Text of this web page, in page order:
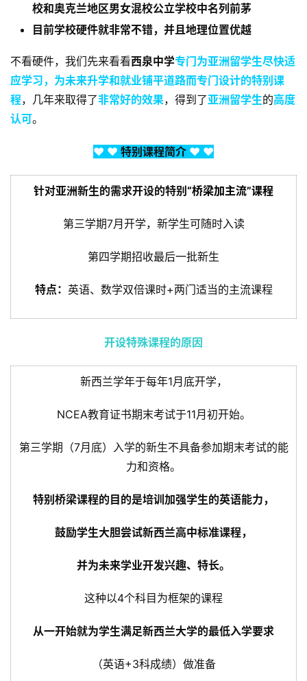
校和奥克兰地区男女混校公立学校中名列前茅
目前学校硬件就非常不错，并且地理位置优越
不看硬件，我们先来看看西泉中学专门为亚洲留学生尽快适
应学习，为未来升学和就业铺平道路而专门设计的特别课
程，几年来取得了非常好的效果，得到了亚洲留学生的高度
认可。
♥ ♥ 特别课程简介 ♥ ♥
针对亚洲新生的需求开设的特别“桥梁加主流”课程
第三学期7月开学，新学生可随时入读
第四学期招收最后一批新生
特点： 英语、数学双倍课时+两门适当的主流课程
开设特殊课程的原因
新西兰学年于每年1月底开学，
NCEA教育证书期末考试于11月初开始。
第三学期（7月底）入学的新生不具备参加期末考试的能
力和资格。
特别桥梁课程的目的是培训加强学生的英语能力，
鼓励学生大胆尝试新西兰高中标准课程，
并为未来学业开发兴趣、特长。
这种以4个科目为框架的课程
从一开始就为学生满足新西兰大学的最低入学要求
（英语+3科成绩）做准备